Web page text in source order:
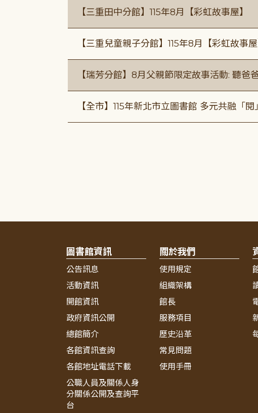
【三重田中分館】115年8月【彩虹故事屋】
【三重兒童親子分館】115年8月【彩虹故事屋
【瑞芳分館】8月父親節限定故事活動: 聽爸
【全市】115年新北市立圖書館 多元共融「
圖書館資訊
公告訊息
活動資訊
開館資訊
政府資訊公開
總館簡介
各館資訊查詢
各館地址電話下載
公職人員及關係人身
分關係公開及查詢平
台
關於我們
使用規定
組織架構
館長
服務項目
歷史沿革
常見問題
使用手冊